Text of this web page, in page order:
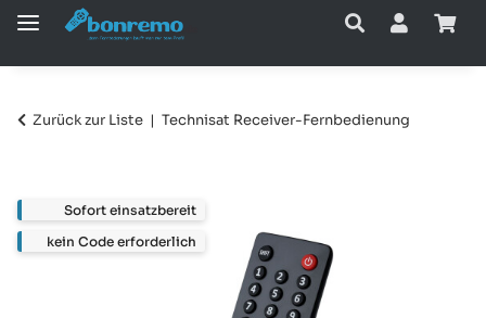
Zurück zur Liste Technisat Receiver-Fernbedienung